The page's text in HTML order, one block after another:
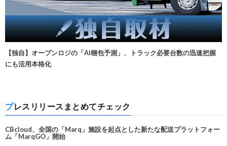
【独自】オープンロジの「AI梱包予測」、トラック必要台数の迅速把握
にも活用本格化
プレスリリースまとめてチェック
CBcloud、全国の「Marq」施設を起点とした新たな配送プラットフォー
ム「MarqGO」開始